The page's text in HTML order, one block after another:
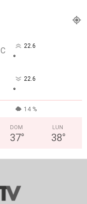
C 22.6
°
22.6
°
14 %
DOM
37°
LUN
38°